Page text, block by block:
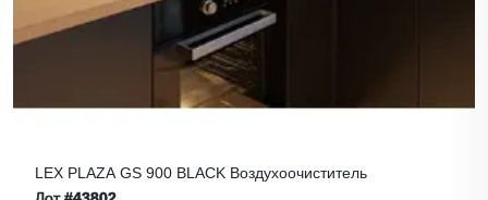
LEX PLAZA GS 900 BLACK Воздухоочиститель